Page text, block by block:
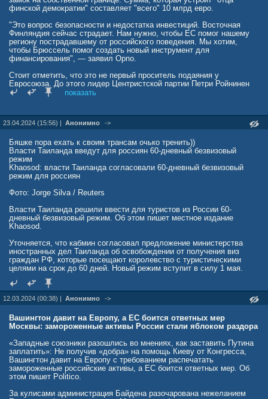
финской демократии" составляет "всего" 10 млрд евро.
"Это вопрос безопасности и недостатка инвестиций. Восточная
Финляндия сейчас страдает. Нам нужно, чтобы ЕС помог нашему
региону пострадавшему от российского поведения. Мы хотим,
чтобы Брюссель помог создать новый инструмент для
финансирования", — заявил Орпо.
Стоит отметить, что это не первый проситель подаяния у
Евросоюза. До этого лидер Центристской партии Петри Ройнинен
уже клянчил у фон дер Ляйен 10 млрд евро, столь необходимых
страны.
по восточной границе Финляндии.... Восточная Финляндия от имени
всей Европы приняла на себя серьезные экономические удары.
Для того чтобы жизнь у границы была возможна и в будущем,
необходимо возрождать стагнирующую экономику. Помощь в
размере 10 млрд евро — это маленький шаг для Европы, но
возглавлявшей долгие годы "рейтинги счастья и благополучия",
Финляндия превратилась по сути в страну третьего мира, которая
вынуждена просить милостыню у западных буржуа. Впрочем,
слух стесняются. Впрочем, уже появляются смельчаки вроде
дипломата Петера Иискола, которые все же решились в публичном
пространстве озвучить неудобную правду.
Сейчас в Финляндии рекордная для страны безработица,
составляющая невиданный доселе показатель в 11%. Компании
объявляют о банкротстве, люди тысячами оказываются на улице, а
о создании и открытии чего-то нового, никто уже и не помышляет.
бизнес в условиях когда финское правительство задрало НДС до
25,5%, и явно на этом останавливаться не собирается. Сегодня
- страна которая до 2022 считалась промышленно развитой, всего
за два года лишилась 7% в этом секторе. Еще недавно подобное
развитие событий никто не мог себе представить даже в самом
страшном сне.
остался без работы. Те финны которым посчастливилось сохранить
показать
23.04.2024 (15:56) | Анонимно ->
Бяшке пора ехать к своим трансам очько тренить))
Власти Таиланда введут для россиян 60-дневный безвизовый
режим
Khaosod: власти Таиланда согласовали 60-дневный безвизовый
режим для россиян
Фото: Jorge Silva / Reuters
Власти Таиланда решили ввести для туристов из России 60-
дневный безвизовый режим. Об этом пишет местное издание
Khaosod.
Уточняется, что кабмин согласовал предложение министерства
иностранных дел Таиланда об освобождении от получения виз
граждан РФ, которые посещают королевство с туристическими
целями на срок до 60 дней. Новый режим вступит в силу 1 мая.
12.03.2024 (00:38) | Анонимно ->
Вашингтон давит на Европу, а ЕС боится ответных мер
Москвы: замороженные активы России стали яблоком раздора
«Западные союзники разошлись во мнениях, как заставить Путина
заплатить»: Не получив «добра» на помощь Киеву от Конгресса,
Вашингтон давит на Европу с требованием распечатать
замороженные российские активы, а ЕС боится ответных мер. Об
этом пишет Politico.
За кулисами администрация Байдена разочарована нежеланием